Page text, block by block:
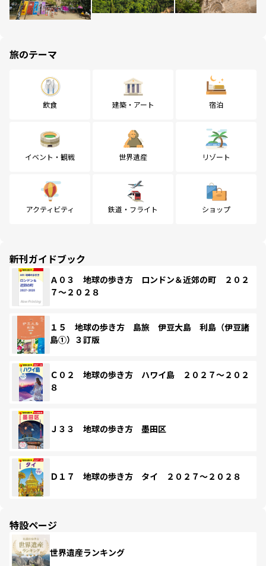
旅のテーマ
飲食 建築・アート 宿泊
イベント・観戦 世界遺産 リゾート
アクティビティ 鉄道・フライト ショップ
新刊ガイドブック
Ａ０３ 地球の歩き方 ロンドン＆近郊の町 ２０２
７～２０２８
１５ 地球の歩き方 島旅 伊豆大島 利島（伊豆諸
島①）３訂版
Ｃ０２ 地球の歩き方 ハワイ島 ２０２７～２０２
８
Ｊ３３ 地球の歩き方 墨田区
Ｄ１７ 地球の歩き方 タイ ２０２７～２０２８
特設ページ
世界遺産ランキング